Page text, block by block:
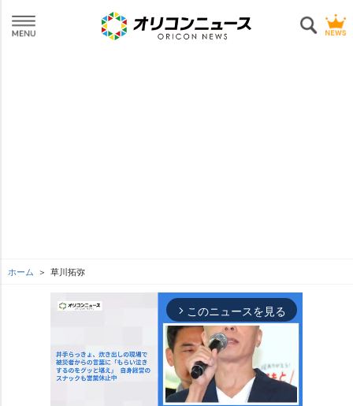
ホーム 草川拓弥
arrow_forward_ios このニュースを見る